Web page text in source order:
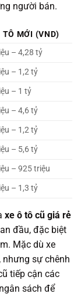
người bán.
TÔ MỚI (VND)
– 4,28 tỷ
– 1,2 tỷ
– 1 tỷ
– 4,6 tỷ
– 1,2 tỷ
– 5,6 tỷ
– 925 triệu
– 1,3 tỷ
xe ô tô cũ giá rẻ
đầu, đặc biệt
Mặc dù xe
nhưng sự chênh
tiếp cận các
sách để